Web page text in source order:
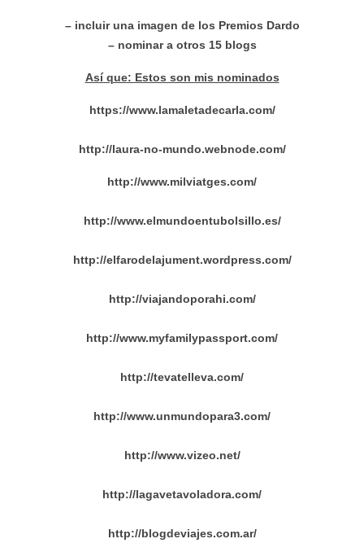
– incluir una imagen de los Premios Dardo
– nominar a otros 15 blogs
Así que: Estos son mis nominados
https://www.lamaletadecarla.com/
http://laura-no-mundo.webnode.com/
http://www.milviatges.com/
http://www.elmundoentubolsillo.es/
http://elfarodelajument.wordpress.com/
http://viajandoporahi.com/
http://www.myfamilypassport.com/
http://tevatelleva.com/
http://www.unmundopara3.com/
http://www.vizeo.net/
http://lagavetavoladora.com/
http://blogdeviajes.com.ar/